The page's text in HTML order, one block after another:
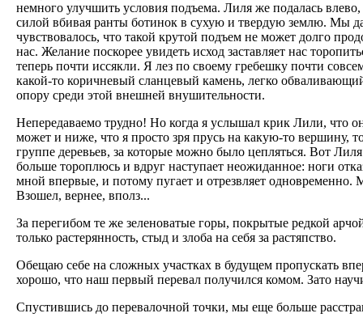
немного улучшить условия подъема. Лиля же подалась
силой вбивая ранты ботинок в сухую и твердую землю. Мы
чувствовалось, что такой крутой подъем не может долго
нас. Желание поскорее увидеть исход заставляет нас
теперь почти иссякли. Я лез по своему гребешку почти
какой-то коричневый сланцевый камень, легко
опору среди этой внешней внушительности.
Непередаваемо трудно! Но когда я услышал крик Лили, что
может и ниже, что я просто зря прусь на какую-то вершину,
группе деревьев, за которые можно было цепляться. Вот
больше тороплюсь и вдруг наступает неожиданное: ноги
мной впервые, и потому пугает и отрезвляет
Взошел, вернее, вполз...
За перегибом те же зеленоватые горы, покрытые редкой
только растерянность, стыд и злоба на себя за растяпство.
Обещаю себе на сложных участках в будущем пропускать
хорошо, что наш первый перевал получился комом. Зато
Спустившись до перевалочной точки, мы еще больше